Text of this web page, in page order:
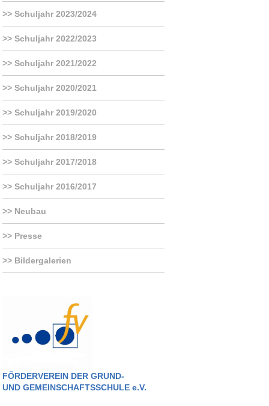
Schuljahr 2023/2024
Schuljahr 2022/2023
Schuljahr 2021/2022
Schuljahr 2020/2021
Schuljahr 2019/2020
Schuljahr 2018/2019
Schuljahr 2017/2018
Schuljahr 2016/2017
Neubau
Presse
Bildergalerien
FÖRDERVEREIN DER GRUND-
UND GEMEINSCHAFTSSCHULE e.V.